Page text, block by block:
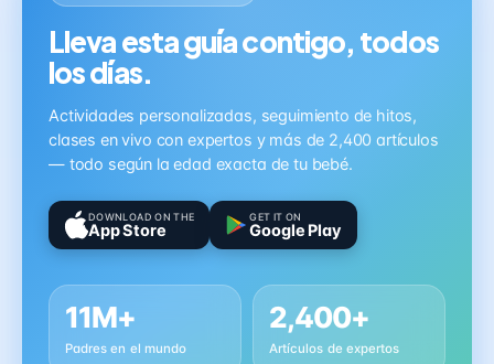
Lleva esta guía contigo, todos
los días.
Actividades personalizadas, seguimiento de hitos,
clases en vivo con expertos y más de 2,400 artículos
— todo según la edad exacta de tu bebé.
DOWNLOAD ON THE
App Store
GET IT ON
Google Play
11M+
Padres en el mundo
2,400+
Artículos de expertos